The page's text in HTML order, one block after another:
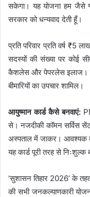
सकेगा। यह योजना हम जैसे
सरकार को धन्यवाद देती हूँ।
प्रति परिवार प्रति वर्ष
सदस्यों की संख्या पर कोई
कैशलेस और पेपरलेस इलाज।
बीमारियों का उपचार शामिल।
आयुष्मान कार्ड कैसे बनवाएं:
से। नजदीकी कॉमन सर्विस
अस्पताल में जाकर। आवश्यक
यह कार्ड पूरी तरह से निःशुल्क
‘सुशासन तिहार 2026’ के
की सभी जनकल्याणकारी